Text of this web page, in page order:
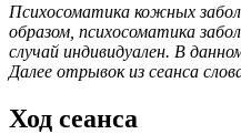
Психосоматика кожных
образом, психосоматика
случай индивидуален. В
Далее отрывок из сеанса
Ход сеанса